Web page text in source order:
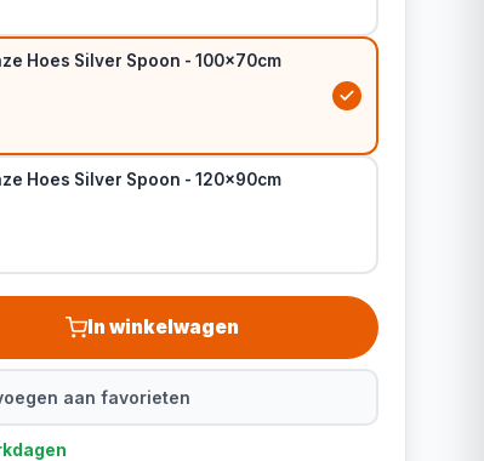
Hoes Silver Spoon - 100x70cm
Hoes Silver Spoon - 120x90cm
In winkelwagen
aan favorieten